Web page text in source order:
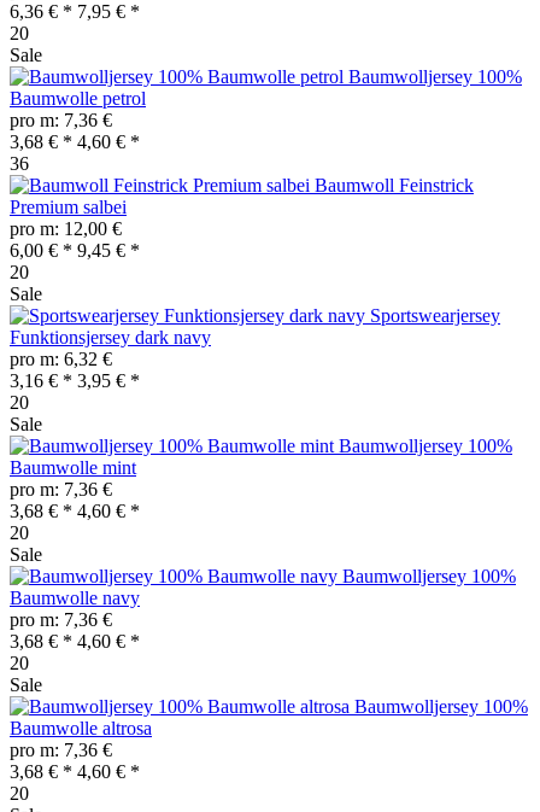
6,36 € * 7,95 € *
20
Sale
Baumwolljersey 100%
Baumwolle petrol
pro m: 7,36 €
3,68 € * 4,60 € *
36
Baumwoll Feinstrick
Premium salbei
pro m: 12,00 €
6,00 € * 9,45 € *
20
Sale
Sportswearjersey
Funktionsjersey dark navy
pro m: 6,32 €
3,16 € * 3,95 € *
20
Sale
Baumwolljersey 100%
Baumwolle mint
pro m: 7,36 €
3,68 € * 4,60 € *
20
Sale
Baumwolljersey 100%
Baumwolle navy
pro m: 7,36 €
3,68 € * 4,60 € *
20
Sale
Baumwolljersey 100%
Baumwolle altrosa
pro m: 7,36 €
3,68 € * 4,60 € *
20